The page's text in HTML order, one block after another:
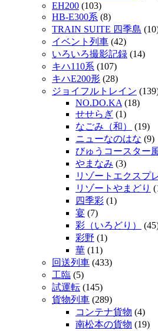
EH200 (103)
HB-E300系 (8)
TRAIN SUITE 四季島
イベント列車 (42)
いろいろ撮影記録 (14)
キハ110系 (107)
キハE200形 (28)
ジョイフルトレイン
NO.DO.KA (18)
せせらぎ (1)
なごみ（和）
(19)
ニューなのはな (9)
びゅうコースター
やまなみ (3)
リゾートエクスプ
リゾートやまどり
四季彩 (1)
宴 (7)
彩（いろどり）
彩野 (1)
華 (11)
回送列車 (433)
工臨 (5)
試運転 (145)
貨物列車 (289)
コンテナ貨物 (4)
南松本の貨物 (19)